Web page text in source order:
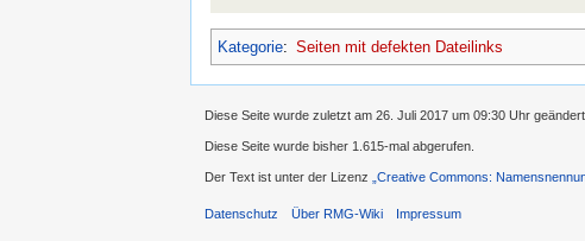
Kategorie: Seiten mit defekten Dateilinks
Diese Seite wurde zuletzt am 26. Juli 2017 um 09:30 Uhr geändert.
Diese Seite wurde bisher 1.615-mal abgerufen.
Der Text ist unter der Lizenz „Creative Commons:
Datenschutz Über RMG-Wiki Impressum